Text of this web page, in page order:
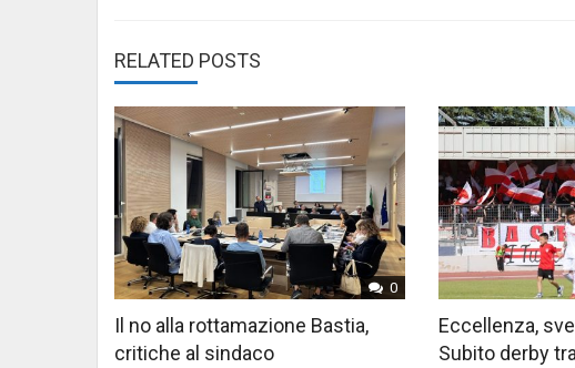
RELATED POSTS
0
Il no alla rottamazione Bastia,
critiche al sindaco
Eccellenza,
Subito derby